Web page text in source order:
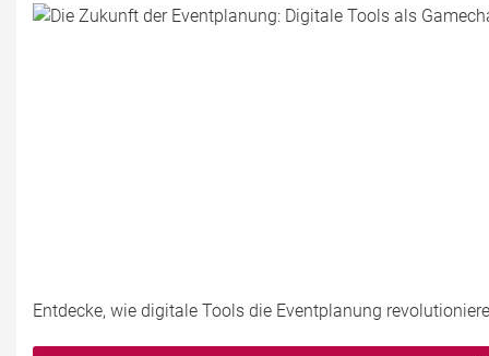
Entdecke, wie digitale Tools die Eventplanung